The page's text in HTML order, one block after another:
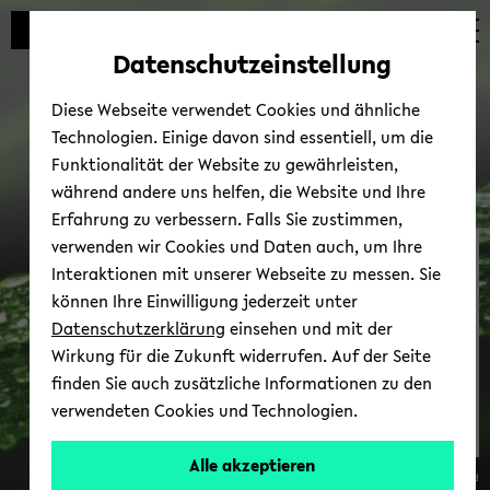
Automatische
vermeiden
skip
main
skip
main
skip
footer
Ge­sund­heit
© Uni­ver­si­tät Bie­le­feld
Datenschutzeinstellung
Diese Webseite verwendet Cookies und ähnliche
Technologien. Einige davon sind essentiell, um die
Funktionalität der Website zu gewährleisten,
während andere uns helfen, die Website und Ihre
Erfahrung zu verbessern. Falls Sie zustimmen,
verwenden wir Cookies und Daten auch, um Ihre
Interaktionen mit unserer Webseite zu messen. Sie
können Ihre Einwilligung jederzeit unter
Datenschutzerklärung einsehen und mit der
Wirkung für die Zukunft widerrufen. Auf der Seite
finden Sie auch zusätzliche Informationen zu den
verwendeten Cookies und Technologien.
Alle akzeptieren